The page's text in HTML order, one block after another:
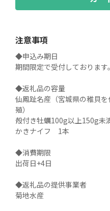
注意事項
◆申込み期日
期間限定で受付しております。
◆返礼品の容量
仙鳳趾名産（宮城県の稚貝
殖）
殻付き牡蠣100g以上150g未
かきナイフ　1本
◆消費期限
出荷日+4日
◆返礼品の提供事業者
菊地水産